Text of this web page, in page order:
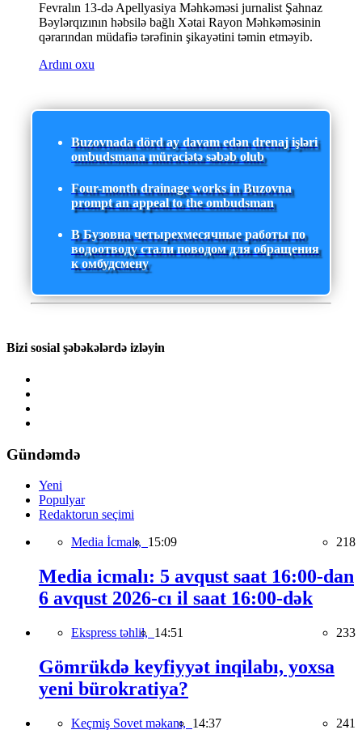
Fevralın 13-də Apellyasiya Məhkəməsi jurnalist Şahnaz
Bəylərqızının həbsilə bağlı Xətai Rayon Məhkəməsinin
qərarından müdafiə tərəfinin şikayətini təmin etməyib.
Ardını oxu
Buzovnada dörd ay davam edən drenaj işləri
ombudsmana müraciətə səbəb olub
Four-month drainage works in Buzovna
prompt an appeal to the ombudsman
В Бузовна четырехмесячные работы по
водоотводу стали поводом для обращения
к омбудсмену
Bizi sosial şəbəkələrdə izləyin
Gündəmdə
Yeni
Populyar
Redaktorun seçimi
Media İcmalı, 15:09 218
Media icmalı: 5 avqust saat 16:00-dan
6 avqust 2026-cı il saat 16:00-dək
Ekspress təhlil, 14:51 233
Gömrükdə keyfiyyət inqilabı, yoxsa
yeni bürokratiya?
Keçmiş Sovet məkanı, 14:37 241